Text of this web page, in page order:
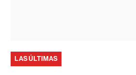
LAS ÚLTIMAS